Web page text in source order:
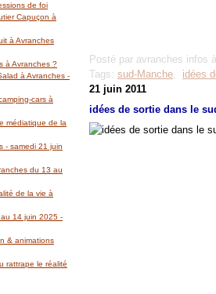
de foi
Capuçon à
à Avranches
à Avranches ?
à Avranches -
cars à
médiatique de la
- samedi 21 juin
du 13 au
de la vie à
14 juin 2025 -
& animations
rattrape le réalité
Posté par avranches infos
Tags: sud-Manche, idées
21 juin 2011
idées de sortie dans le